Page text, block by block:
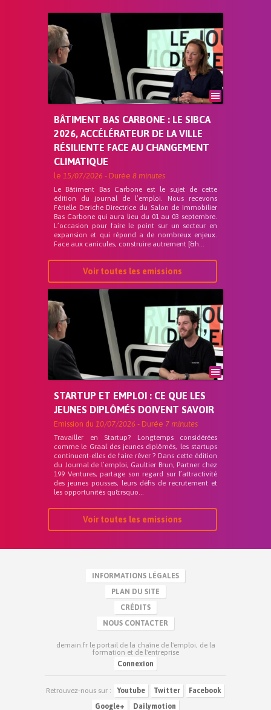
BÂTIMENT BAS CARBONE : LE SIBCA
2026, ACCÉLÉRATEUR DE LA VILLE
RÉSILIENTE FACE AU CHANGEMENT
CLIMATIQUE
le 15/07/2026 - Durée 8 minutes
Le Bâtiment Bas Carbone est le sujet de cette
édition du journal de l’emploi. Nous recevons
Férielle Deriche Directrice du Salon de Immobilier
Bas Carbone qui aura lieu du 01 au 03 septembre.
L’occasion pour faire le point sur un secteur en
expansion et qui répond a de nombreux enjeux.
Face aux canicules, construire autrement [&h...
Voir toutes les emissions
STARTUP ET EMPLOI : CE QUE LES
JEUNES DIPLÔMÉS DOIVENT SAVOIR
Emission du 10/07/2026 - Durée 7 minutes
Travailler en Startup? Longtemps considérées
comme le Graal des jeunes diplômés, les startups
continuent-elles de faire rêver ? Dans cette édition
du Journal de l’emploi, Gaultier Brun, Partner chez
199 Ventures, partage son regard sur l’attractivité
des jeunes pousses, leurs défis de recrutement et
les opportunités qu&rsquo...
Voir toutes les emissions
INFORMATIONS LÉGALES
PLAN DU SITE
CRÉDITS
NOUS CONTACTER
demain.fr le portail de la chaîne de l'emploi, de la
formation et de l'entreprise
Connexion
Retrouvez-nous sur : Youtube Twitter
Facebook
Google+
Dailymotion